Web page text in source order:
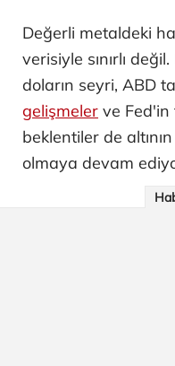
Değerli metaldeki
verisiyle sınırlı
doların seyri, ABD
gelişmeler ve Fed'in
beklentiler de
olmaya devam